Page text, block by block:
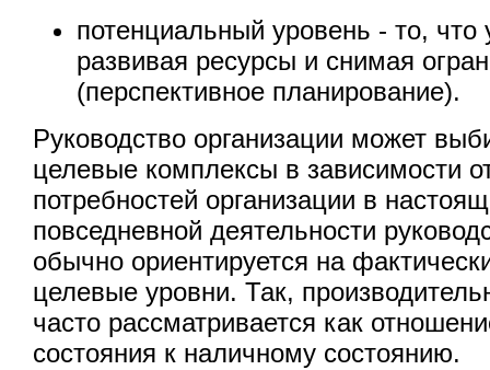
потенциальный уровень - то, что
развивая ресурсы и снимая
(перспективное планирование).
Руководство организации может
целевые комплексы в зависимости
потребностей организации в
повседневной деятельности
обычно ориентируется на
целевые уровни. Так,
часто рассматривается как
состояния к наличному состоянию.